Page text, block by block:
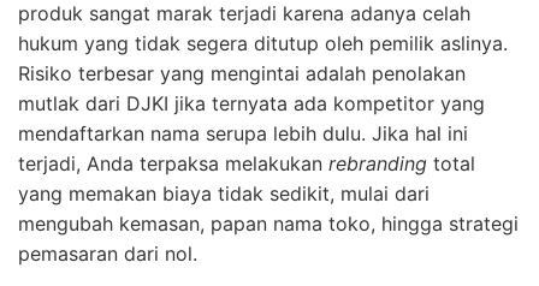
produk sangat marak terjadi karena adanya celah
hukum yang tidak segera ditutup oleh pemilik aslinya.
Risiko terbesar yang mengintai adalah penolakan
mutlak dari DJKI jika ternyata ada kompetitor yang
mendaftarkan nama serupa lebih dulu. Jika hal ini
terjadi, Anda terpaksa melakukan rebranding total
yang memakan biaya tidak sedikit, mulai dari
mengubah kemasan, papan nama toko, hingga strategi
pemasaran dari nol.